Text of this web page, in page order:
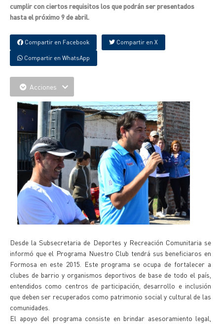
cumplir con ciertos requisitos los que podrán ser presentados
hasta el próximo 9 de abril.
Compartir en Facebook Compartir en X
Compartir en WhatsApp
Acciones
Desde la Subsecretaria de Deportes y Recreación Comunitaria se
informó que el Programa Nuestro Club tendrá sus beneficiaros en
Formosa en este 2015. Este programa se ocupa de fortalecer a
clubes de barrio y organismos deportivos de base de todo el país,
entendidos como centros de participación, desarrollo e inclusión
que deben ser recuperados como patrimonio social y cultural de las
comunidades.
El apoyo del programa consiste en brindar asesoramiento legal,